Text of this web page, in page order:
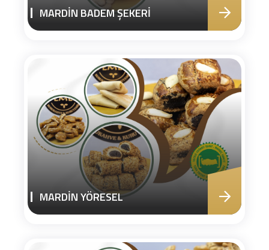
MARDİN BADEM ŞEKERİ
MARDİN YÖRESEL